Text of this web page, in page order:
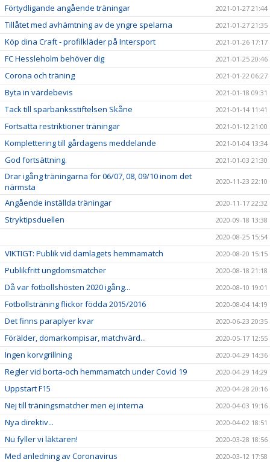
Förtydligande angående träningar 2021-01-27 21:44
Tillåtet med avhämtning av de yngre spelarna 2021-01-27 21:35
Köp dina Craft - profilkläder på Intersport 2021-01-26 17:17
FC Hessleholm behöver dig 2021-01-25 20:46
Corona och träning 2021-01-22 06:27
Byta in värdebevis 2021-01-18 09:31
Tack till sparbanksstiftelsen Skåne 2021-01-14 11:41
Fortsatta restriktioner träningar 2021-01-12 21:00
Komplettering till gårdagens meddelande 2021-01-04 13:34
God fortsättning. 2021-01-03 21:30
Drar igång träningarna för 06/07, 08, 09/10 inom det
närmsta
2020-11-23 22:10
Angående inställda träningar 2020-11-17 22:32
Stryktipsduellen
2020-09-18 13:38
2020-08-25 15:54
VIKTIGT: Publik vid damlagets hemmamatch 2020-08-20 15:15
Publikfritt ungdomsmatcher 2020-08-18 21:18
Då var fotbollshösten 2020 igång... 2020-08-10 19:01
Fotbollsträning flickor födda 2015/2016 2020-08-04 14:19
Det finns paraplyer kvar 2020-06-23 20:35
Förälder, domarkompisar, matchvärd... 2020-05-17 12:55
Ingen korvgrillning 2020-04-29 14:36
Regler vid borta-och hemmamatch under Covid 19 2020-04-29 14:29
Uppstart F15 2020-04-28 20:16
Nej till träningsmatcher men ej interna 2020-04-03 19:16
Nya direktiv... 2020-04-02 18:51
Nu fyller vi läktaren! 2020-03-28 18:56
Med anledning av Coronavirus 2020-03-12 17:58